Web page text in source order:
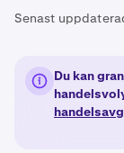
Senast
Du kan